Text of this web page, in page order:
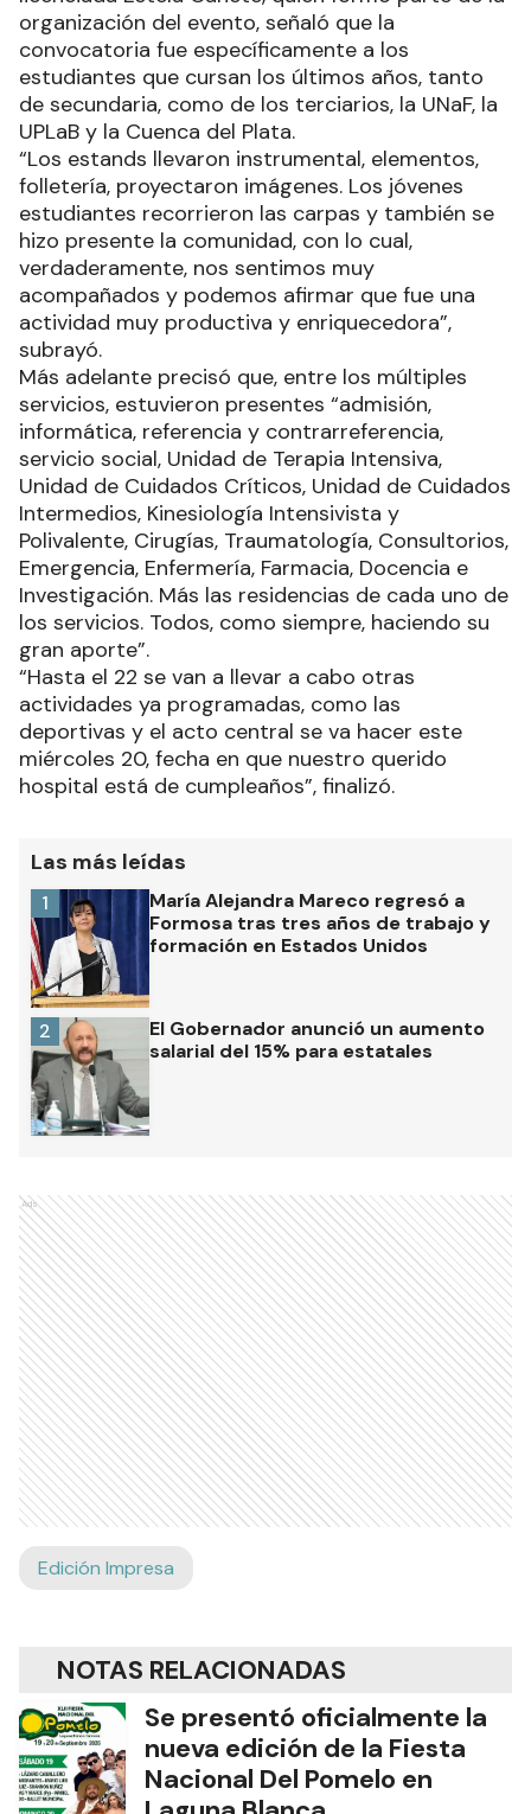
organización del evento, señaló que la
convocatoria fue específicamente a los
estudiantes que cursan los últimos años, tanto
de secundaria, como de los terciarios, la UNaF, la
UPLaB y la Cuenca del Plata.
“Los estands llevaron instrumental, elementos,
folletería, proyectaron imágenes. Los jóvenes
estudiantes recorrieron las carpas y también se
hizo presente la comunidad, con lo cual,
verdaderamente, nos sentimos muy
acompañados y podemos afirmar que fue una
actividad muy productiva y enriquecedora”,
subrayó.
Más adelante precisó que, entre los múltiples
servicios, estuvieron presentes “admisión,
informática, referencia y contrarreferencia,
servicio social, Unidad de Terapia Intensiva,
Unidad de Cuidados Críticos, Unidad de Cuidados
Intermedios, Kinesiología Intensivista y
Polivalente, Cirugías, Traumatología, Consultorios,
Emergencia, Enfermería, Farmacia, Docencia e
Investigación. Más las residencias de cada uno de
los servicios. Todos, como siempre, haciendo su
gran aporte”.
“Hasta el 22 se van a llevar a cabo otras
actividades ya programadas, como las
deportivas y el acto central se va hacer este
miércoles 20, fecha en que nuestro querido
hospital está de cumpleaños”, finalizó.
Las más leídas
María Alejandra Mareco regresó a
Formosa tras tres años de trabajo y
formación en Estados Unidos
1
El Gobernador anunció un aumento
salarial del 15% para estatales
2
Ads
Edición Impresa
NOTAS RELACIONADAS
Se presentó oficialmente la
nueva edición de la Fiesta
Nacional Del Pomelo en